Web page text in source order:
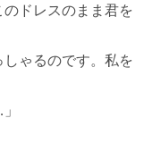
のドレスのまま君を
しゃるのです。私を